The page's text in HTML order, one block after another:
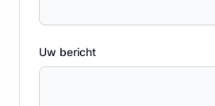
Uw bericht